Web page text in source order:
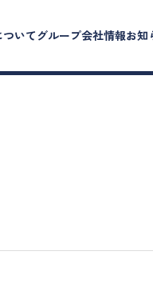
いて グループ会社情報お知